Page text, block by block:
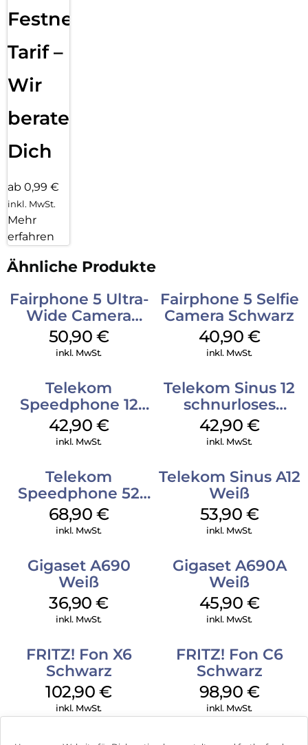
Festnetz
Tarif –
Wir
beraten
Dich
ab 0,99 €
inkl. MwSt.
Mehr
erfahren
Ähnliche Produkte
Fairphone 5 Ultra-
Wide Camera
Schwarz
50,90 €
inkl. MwSt.
Fairphone 5 Selfie
Camera Schwarz
40,90 €
inkl. MwSt.
Telekom
Speedphone 12
Schwarz
42,90 €
inkl. MwSt.
Telekom Sinus 12
schnurloses
Analog Telefon
Schwarz
42,90 €
inkl. MwSt.
Telekom
Speedphone 52
Schwarz
68,90 €
inkl. MwSt.
Telekom Sinus A12
Weiß
53,90 €
inkl. MwSt.
Gigaset A690
Weiß
36,90€
inkl. MwSt.
Gigaset A690A
Weiß
45,90 €
inkl. MwSt.
FRITZ! Fon X6
Schwarz
102,90€
inkl. MwSt.
FRITZ! Fon C6
Schwarz
98,90 €
inkl. MwSt.